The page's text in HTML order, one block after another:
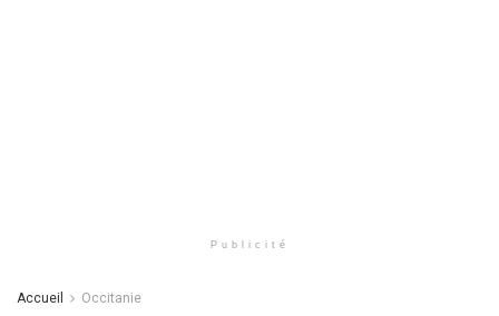
Publicité
Accueil Occitanie